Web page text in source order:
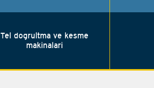
Tel dogrultma ve kesme
makinalari